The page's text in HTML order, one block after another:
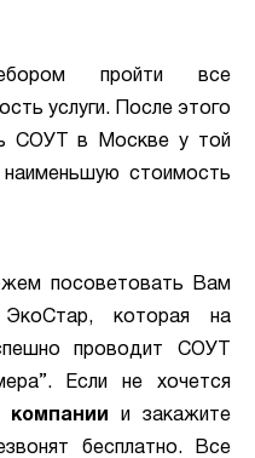
пройти все
услуги. После этого
СОУТ в Москве у той
наименьшую стоимость
посоветовать Вам
которая на
проводит СОУТ
Если не хочется
компании
и закажите
бесплатно. Все